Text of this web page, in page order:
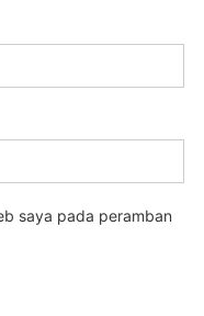
saya pada peramban